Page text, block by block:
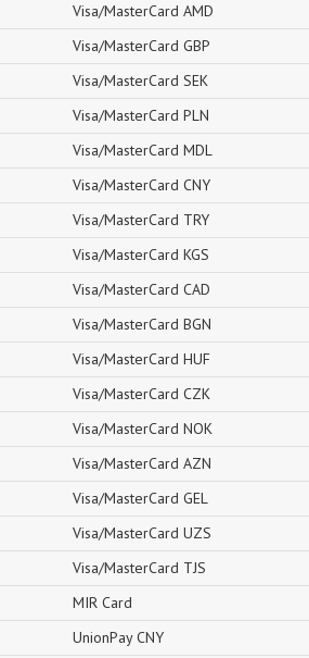
Visa/MasterCard AMD
Visa/MasterCard GBP
Visa/MasterCard SEK
Visa/MasterCard PLN
Visa/MasterCard MDL
Visa/MasterCard CNY
Visa/MasterCard TRY
Visa/MasterCard KGS
Visa/MasterCard CAD
Visa/MasterCard BGN
Visa/MasterCard HUF
Visa/MasterCard CZK
Visa/MasterCard NOK
Visa/MasterCard AZN
Visa/MasterCard GEL
Visa/MasterCard UZS
Visa/MasterCard TJS
MIR Card
UnionPay CNY